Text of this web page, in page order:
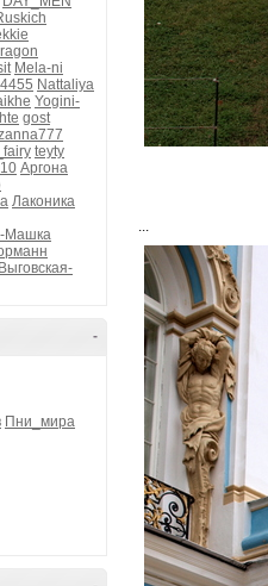
Mela-ni
Nattaliya
Yogini-
gost
teyty
Аргона
Лаконика
Машка
-
Пни_мира
...